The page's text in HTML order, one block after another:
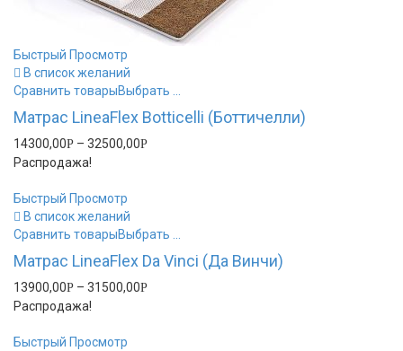
Быстрый Просмотр
В список желаний
Сравнить товарыВыбрать ...
Матрас LineaFlex Botticelli (Боттичелли)
14300,00Р – 32500,00Р
Распродажа!
Быстрый Просмотр
В список желаний
Сравнить товарыВыбрать ...
Матрас LineaFlex Da Vinci (Да Винчи)
13900,00Р – 31500,00Р
Распродажа!
Быстрый Просмотр